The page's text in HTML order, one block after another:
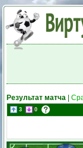
Результат матча
3 0